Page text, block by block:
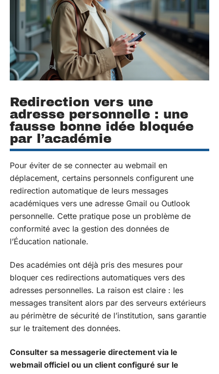
Redirection vers une
adresse personnelle : une
fausse bonne idée bloquée
par l’académie
Pour éviter de se connecter au webmail en
déplacement, certains personnels configurent une
redirection automatique de leurs messages
académiques vers une adresse Gmail ou Outlook
personnelle. Cette pratique pose un problème de
conformité avec la gestion des données de
l’Éducation nationale.
Des académies ont déjà pris des mesures pour
bloquer ces redirections automatiques vers des
adresses personnelles. La raison est claire : les
messages transitent alors par des serveurs extérieurs
au périmètre de sécurité de l’institution, sans garantie
sur le traitement des données.
Consulter sa messagerie directement via le
webmail officiel ou un client configuré sur le